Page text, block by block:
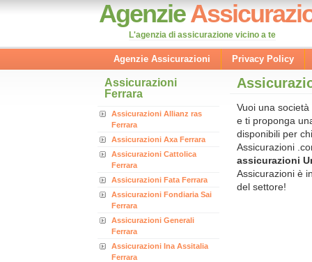
Agenzie
L'agenzia di assicurazione vicino a te
Agenzie Assicurazioni Privacy Policy
Assicurazioni
Ferrara
Assicurazioni Allianz ras
Ferrara
Assicurazioni Axa Ferrara
Assicurazioni Cattolica
Ferrara
Assicurazioni Fata Ferrara
Assicurazioni Fondiaria Sai
Ferrara
Assicurazioni Generali
Ferrara
Assicurazioni Ina Assitalia
Ferrara
Vuoi una
e ti proponga
disponibili per
Assicurazioni
assicurazioni
Assicurazioni è
del settore!